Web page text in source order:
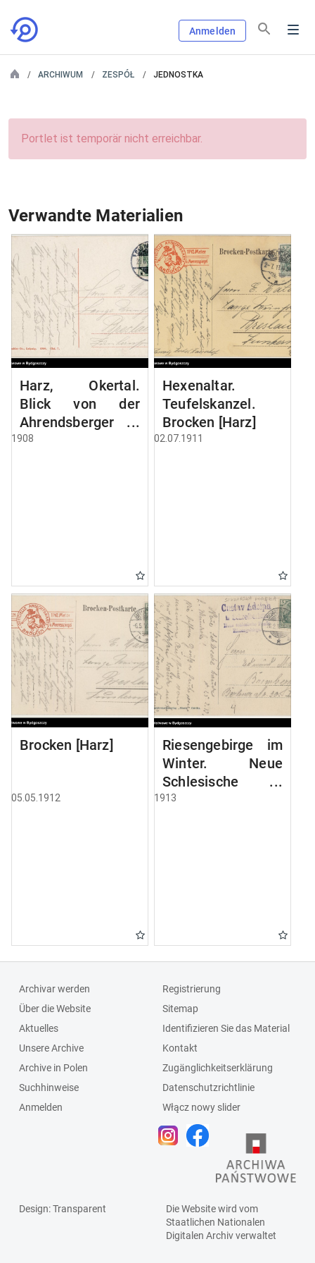
Anmelden
ARCHIWUM ZESPÓŁ JEDNOSTKA
Portlet ist temporär nicht erreichbar.
Verwandte Materialien
Harz, Okertal.
Blick von der
Ahrendsberger
Klippe
1908
Hexenaltar.
Teufelskanzel.
Brocken [Harz]
02.07.1911
Brocken [Harz]
05.05.1912
Riesengebirge im
Winter. Neue
Schlesische
Baude, 1195 mtr
1913
Archivar werden
Über die Website
Aktuelles
Unsere Archive
Archive in Polen
Suchhinweise
Anmelden
Registrierung
Sitemap
Identifizieren Sie das Material
Kontakt
Zugänglichkeitserklärung
Datenschutzrichtlinie
Włącz nowy slider
Design: Transparent
Die Website wird vom
Staatlichen Nationalen
Digitalen Archivverwaltet